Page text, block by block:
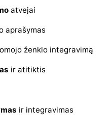
atvejai
aprašymas
ženklo integravimą
ir atitiktis
ir integravimas